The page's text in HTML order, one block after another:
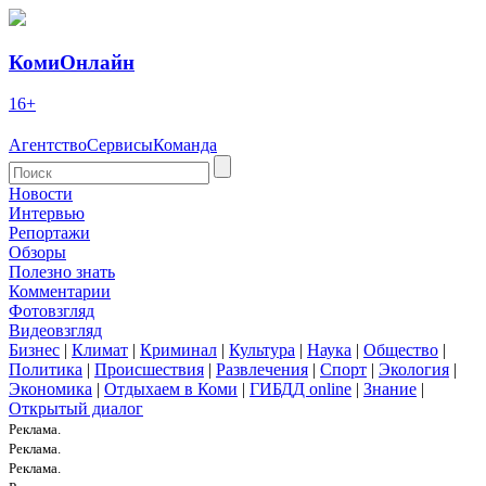
КомиОнлайн
16+
АгентствоСервисыКоманда
Новости
Интервью
Репортажи
Обзоры
Полезно знать
Комментарии
Фотовзгляд
Видеовзгляд
Бизнес | Климат | Криминал | Культура | Наука | Общество |
Политика | Происшествия | Развлечения | Спорт | Экология |
Экономика | Отдыхаем в Коми | ГИБДД online | Знание |
Открытый диалог
Реклама.
Реклама.
Реклама.